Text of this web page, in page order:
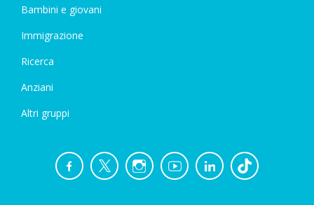
Bambini e giovani
Immigrazione
Ricerca
Anziani
Altri gruppi